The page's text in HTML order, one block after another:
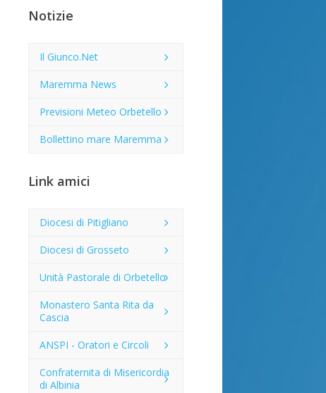
Notizie
Il Giunco.Net
Maremma News
Previsioni Meteo Orbetello
Bollettino mare Maremma
Link amici
Diocesi di Pitigliano
Diocesi di Grosseto
Unità Pastorale di Orbetello
Monastero Santa Rita da
Cascia
ANSPI - Oratori e Circoli
Confraternita di Misericordia
di Albinia